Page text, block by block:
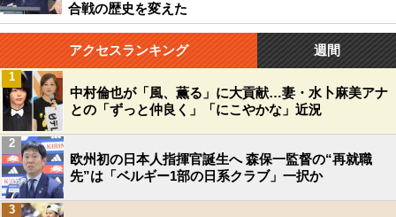
合戦の歴史を変えた
アクセスランキング 週間
中村倫也が「風、薫る」に大貢献…妻・水卜麻美アナ
との「ずっと仲良く」「にこやかな」近況
1
欧州初の日本人指揮官誕生へ 森保一監督の“再就職
先”は「ベルギー1部の日系クラブ」一択か
2
3